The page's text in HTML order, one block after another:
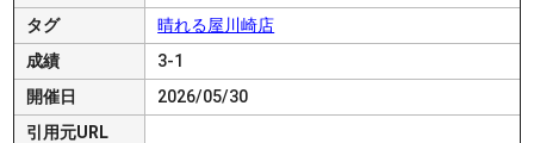
タグ
晴れる屋川崎店
成績
3-1
開催日
2026/05/30
引用元URL